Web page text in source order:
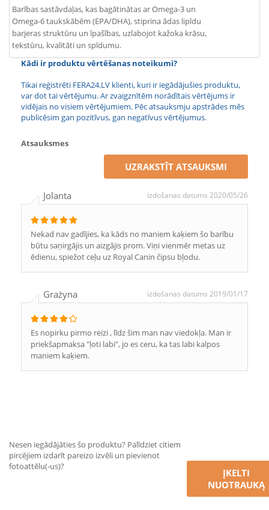
Barības sastāvdaļas, kas bagātinātas ar Omega-3 un
Omega-6 taukskābēm (EPA/DHA), stiprina ādas lipīdu
barjeras struktūru un īpašības, uzlabojot kažoka krāsu,
tekstūru, kvalitāti un spīdumu.
Kādi ir produktu vērtēšanas noteikumi?
Tikai reģistrēti FERA24.LV klienti, kuri ir iegādājušies produktu,
var dot tai vērtējumu. Ar zvaigznītēm norādītais vērtējums ir
vidējais no visiem vērtējumiem. Pēc atsauksmju apstrādes mēs
publicēsim gan pozitīvus, gan negatīvus vērtējumus.
Atsauksmes
UZRAKSTĪT ATSAUKSMI
Jolanta izdošanas datums 2020/05/26
Nekad nav gadījies, ka kāds no maniem kaķiem šo barību
būtu saņirgājis un aizgājis prom. Viņi vienmēr metas uz
ēdienu, spiežot ceļu uz Royal Canin čipsu bļodu.
Grażyna izdošanas datums 2019/01/17
Es nopirku pirmo reizi , līdz šim man nav viedokļa. Man ir
priekšapmaksa "ļoti labi", jo es ceru, ka tas labi kalpos
maniem kaķiem.
Nesen iegādājāties šo produktu? Palīdziet citiem
pircējiem izdarīt pareizo izvēli un pievienot
fotoattēlu(-us)?
ĮKELTI
NUOTRAUKĄ